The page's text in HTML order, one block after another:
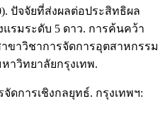
ปัจจัยที่ส่งผลต่อประสิทธิผล
รมระดับ 5 ดาว. การค้นคว้า
าวิชาการจัดการอุตสาหกรรม
าวิทยาลัยกรุงเทพ.
ดการเชิงกลยุทธ์. กรุงเทพฯ: